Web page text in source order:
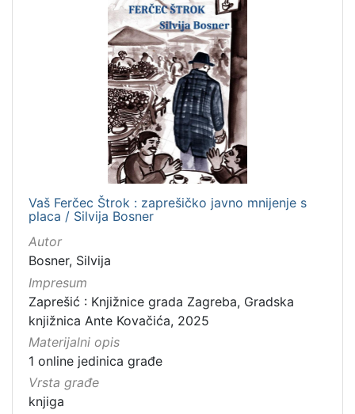
Vaš Ferčec Štrok : zaprešičko javno mnijenje s
placa / Silvija Bosner
Autor
Bosner, Silvija
Impresum
Zaprešić : Knjižnice grada Zagreba, Gradska
knjižnica Ante Kovačića, 2025
Materijalni opis
1 online jedinica građe
Vrsta građe
knjiga